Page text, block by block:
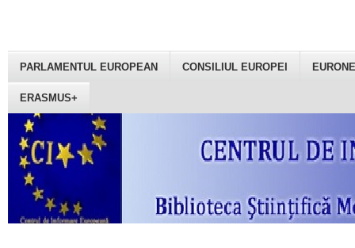
PARLAMENTUL EUROPEAN CONSILIUL EUROPEI
ERASMUS+